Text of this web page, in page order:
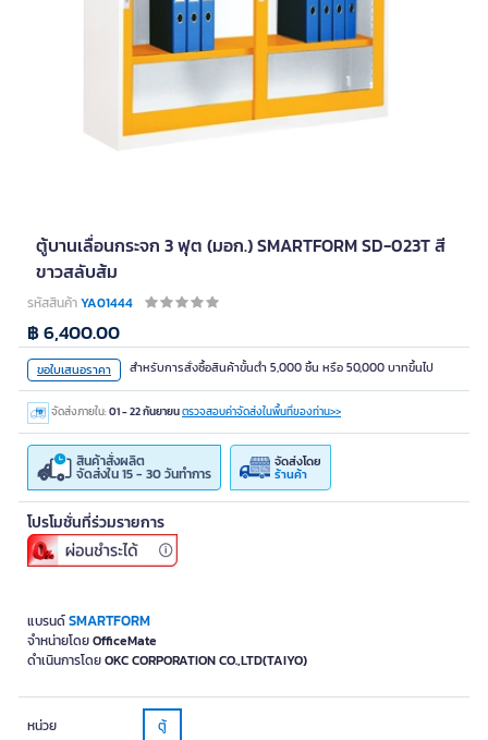
ตู้บานเลื่อนกระจก 3 ฟุต (มอก.) SMARTFORM SD-023T สี
ขาวสลับส้ม
รหัสสินค้าYA01444
แบรนด์SMARTFORM
จำหน่ายโดยOfficeMate
ดำเนินการโดยOKC CORPORATION CO.,LTD(TAIYO)
ขอใบเสนอราคา สำหรับการสั่งซื้อสินค้าขั้นต่ำ 5,000 ชิ้น หรือ 50,000 บาทขึ้นไป
จัดส่งภายใน:01 - 22 กันยายนตรวจสอบค่าจัดส่งในพื้นที่ของท่าน>>
สินค้าสั่งผลิต
จัดส่งใน 15 - 30 วันทำการ
จัดส่งโดย
ร้านค้า
฿ 6,400.00
โปรโมชั่นที่ร่วมรายการ
หน่วย ตู้